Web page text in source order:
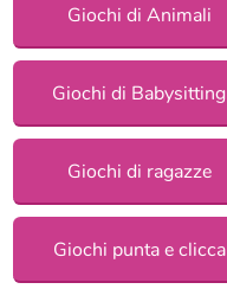
Giochi di Animali
Giochi di Babysitting
Giochi di ragazze
Giochi punta e clicca